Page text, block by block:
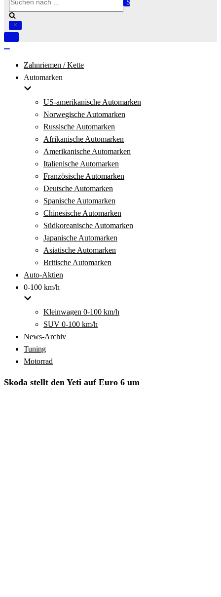
nach …
Navigation
Zahnriemen / Kette
Automarken
US-amerikanische Automarken
Norwegische Automarken
Russische Automarken
Afrikanische Automarken
Amerikanische Automarken
Italienische Automarken
Französische Automarken
Deutsche Automarken
Spanische Automarken
Chinesische Automarken
Südkoreanische Automarken
Japanische Automarken
Asiatische Automarken
Britische Automarken
Auto-Aktien
0-100 km/h
Kleinwagen 0-100 km/h
SUV 0-100 km/h
News-Archiv
Tuning
Motorrad
Skoda stellt den Yeti auf Euro 6 um